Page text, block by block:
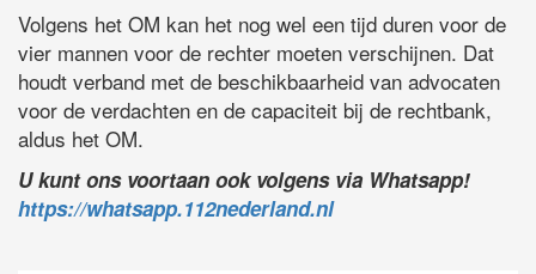
Volgens het OM kan het nog wel een tijd duren voor de
vier mannen voor de rechter moeten verschijnen. Dat
houdt verband met de beschikbaarheid van advocaten
voor de verdachten en de capaciteit bij de rechtbank,
aldus het OM.
U kunt ons voortaan ook volgens via Whatsapp!
https://whatsapp.112nederland.nl